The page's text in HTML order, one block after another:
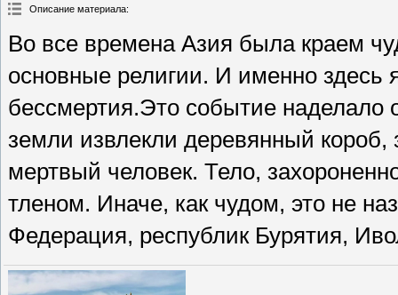
Описание материала:
Во все времена Азия была краем
основные религии. И именно здесь
бессмертия.Это событие наделало
земли извлекли деревянный
мертвый человек. Тело,
тленом. Иначе, как чудом, это не
Федерация, республик Бурятия,